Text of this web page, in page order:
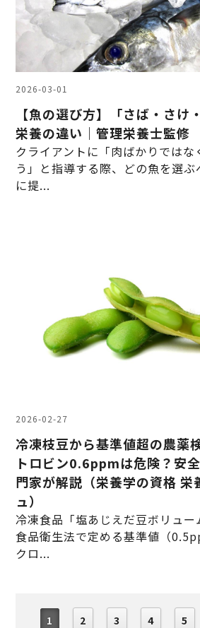
2026-03-01
【魚の選び方】「さば・さけ
栄養の違い｜管理栄養士監修
クライアントに「肉ばかりではな
う」と指導する際、どの魚を選
に提...
2026-02-27
冷凍枝豆から基準値超の農薬
トロビン0.6ppmは危険？安
門家が解説（栄養学の資格 栄
ュ）
冷凍食品「塩あじえだ豆ボリュー
食品衛生法で定める基準値（
クロ...
1 2 3 4 5